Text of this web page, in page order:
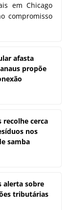
em Chicago
compromisso
afasta
propõe
recolhe cerca
nos
samba
alerta sobre
tributárias